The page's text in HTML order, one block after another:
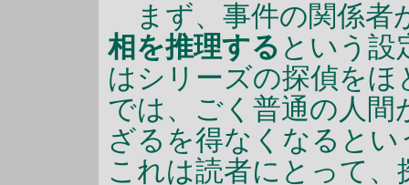
まず、事件の関係者
相を推理する という設
はシリーズの探偵を
では、ごく普通の人間
ざるを得なくなると
これは読者にとって